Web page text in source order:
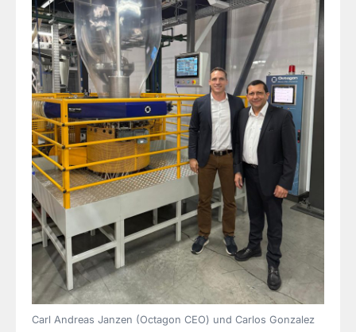
Carl Andreas Janzen (Octagon CEO) und Carlos Gonzalez